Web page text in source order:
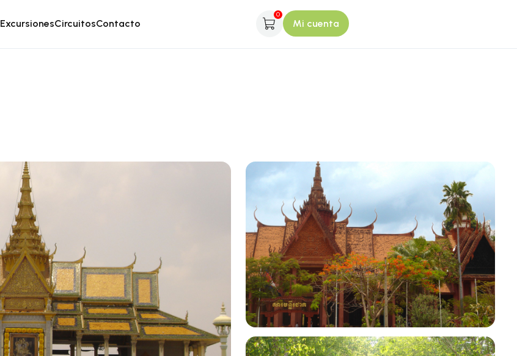
ExcursionesCircuitosContacto
0
Mi cuenta